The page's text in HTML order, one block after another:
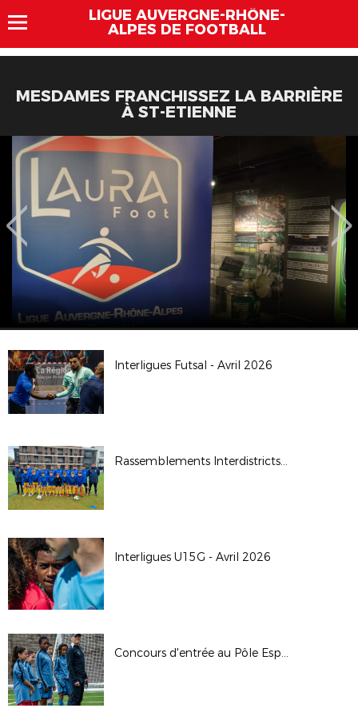
LIGUE AUVERGNE-RHÔNE-
ALPES DE FOOTBALL
MESDAMES FRANCHISSEZ LA BARRIÈRE
À ST-ETIENNE
Interligues Futsal - Avril 2026
Rassemblements Interdistricts U14G - Avr. 2026
Interligues U15G - Avril 2026
Concours d'entrée au Pôle Espoirs - 2026